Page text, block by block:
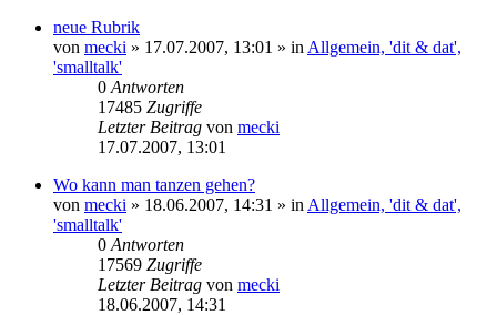
neue Rubrik
von mecki » 17.07.2007, 13:01 » in Allgemein, 'dit & dat',
'smalltalk'
0 Antworten
17485 Zugriffe
Letzter Beitrag von mecki
17.07.2007, 13:01
Wo kann man tanzen gehen?
von mecki » 18.06.2007, 14:31 » in Allgemein, 'dit & dat',
'smalltalk'
0 Antworten
17569 Zugriffe
Letzter Beitrag von mecki
18.06.2007, 14:31